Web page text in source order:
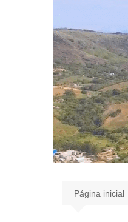
Página inicial